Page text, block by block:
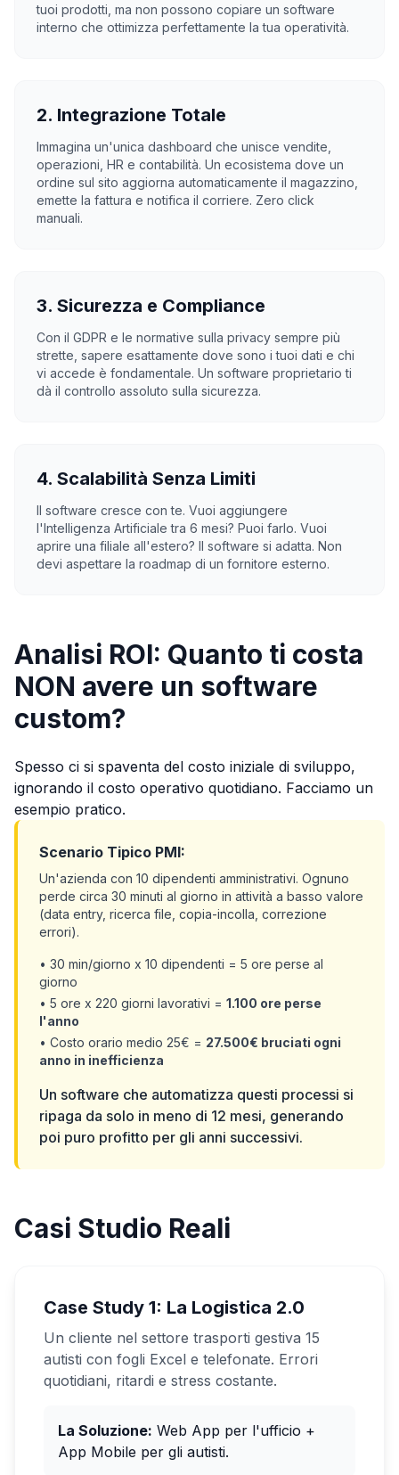
tuoi prodotti, ma non possono copiare un software
interno che ottimizza perfettamente la tua operatività.
2. Integrazione Totale
Immagina un'unica dashboard che unisce vendite,
operazioni, HR e contabilità. Un ecosistema dove un
ordine sul sito aggiorna automaticamente il magazzino,
emette la fattura e notifica il corriere. Zero click
manuali.
3. Sicurezza e Compliance
Con il GDPR e le normative sulla privacy sempre più
strette, sapere esattamente dove sono i tuoi dati e chi
vi accede è fondamentale. Un software proprietario ti
dà il controllo assoluto sulla sicurezza.
4. Scalabilità Senza Limiti
Il software cresce con te. Vuoi aggiungere
l'Intelligenza Artificiale tra 6 mesi? Puoi farlo. Vuoi
aprire una filiale all'estero? Il software si adatta. Non
devi aspettare la roadmap di un fornitore esterno.
Analisi ROI: Quanto ti costa
NON avere un software
custom?
Spesso ci si spaventa del costo iniziale di sviluppo,
ignorando il costo operativo quotidiano. Facciamo un
esempio pratico.
Scenario Tipico PMI:
Un'azienda con 10 dipendenti amministrativi. Ognuno
perde circa 30 minuti al giorno in attività a basso valore
(data entry, ricerca file, copia-incolla, correzione
errori).
• 30 min/giorno x 10 dipendenti = 5 ore perse al
giorno
• 5 ore x 220 giorni lavorativi = 1.100 ore perse
l'anno
• Costo orario medio 25€ = 27.500€ bruciati ogni
anno in inefficienza
Un software che automatizza questi processi si
ripaga da solo in meno di 12 mesi, generando
poi puro profitto per gli anni successivi.
Casi Studio Reali
Case Study 1: La Logistica 2.0
Un cliente nel settore trasporti gestiva 15
autisti con fogli Excel e telefonate. Errori
quotidiani, ritardi e stress costante.
La Soluzione: Web App per l'ufficio +
App Mobile per gli autisti.